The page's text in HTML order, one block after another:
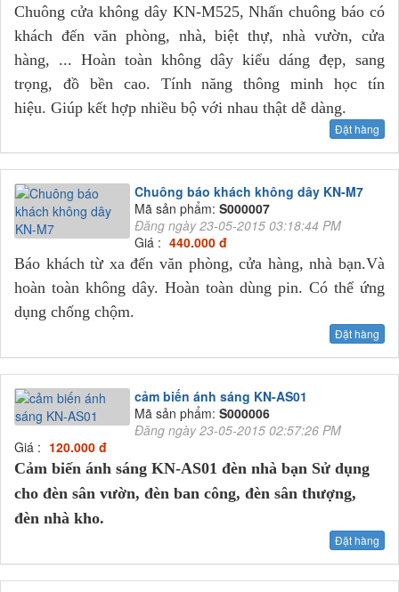
Chuông cửa không dây KN-M525, Nhấn chuông báo có
khách đến văn phòng, nhà, biệt thự, nhà vườn, cửa
hàng, ... Hoàn toàn không dây kiểu dáng đẹp, sang
trọng, đồ bền cao. Tính năng thông minh học tín
hiệu. Giúp kết hợp nhiều bộ với nhau thật dễ dàng.
Đặt hàng
Chuông báo khách không dây KN-M7
Mã sản phẩm: S000007
Đăng ngày 23-05-2015 03:18:44 PM
Giá : 440.000 đ
Báo khách từ xa đến văn phòng, cửa hàng, nhà bạn.Và
hoàn toàn không dây. Hoàn toàn dùng pin. Có thể ứng
dụng chống chộm.
Đặt hàng
cảm biến ánh sáng KN-AS01
Mã sản phẩm: S000006
Đăng ngày 23-05-2015 02:57:26 PM
Giá : 120.000 đ
Cảm biến ánh sáng KN-AS01 đèn nhà bạn Sử dụng
cho đèn sân vườn, đèn ban công, đèn sân thượng,
đèn nhà kho.
Đặt hàng